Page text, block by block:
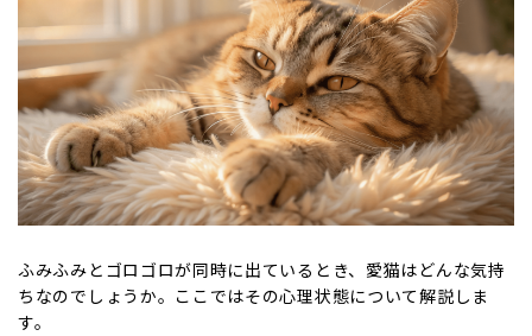
ふみふみとゴロゴロが同時に出ているとき、愛猫はどんな気持
ちなのでしょうか。ここではその心理状態について解説しま
す。